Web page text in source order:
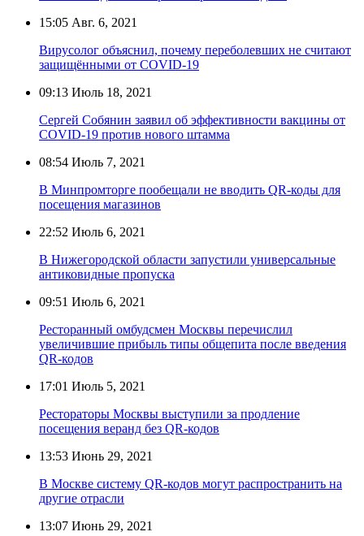
15:05 Авг. 6, 2021
Вирусолог объяснил, почему переболевших не считают
защищёнными от COVID-19
09:13 Июль 18, 2021
Сергей Собянин заявил об эффективности вакцины от
COVID-19 против нового штамма
08:54 Июль 7, 2021
В Минпромторге пообещали не вводить QR-коды для
посещения магазинов
22:52 Июль 6, 2021
В Нижегородской области запустили универсальные
антиковидные пропуска
09:51 Июль 6, 2021
Ресторанный омбудсмен Москвы перечислил
увеличившие прибыль типы общепита после введения
QR-кодов
17:01 Июль 5, 2021
Рестораторы Москвы выступили за продление
посещения веранд без QR-кодов
13:53 Июнь 29, 2021
В Москве систему QR-кодов могут распространить на
другие отрасли
13:07 Июнь 29, 2021